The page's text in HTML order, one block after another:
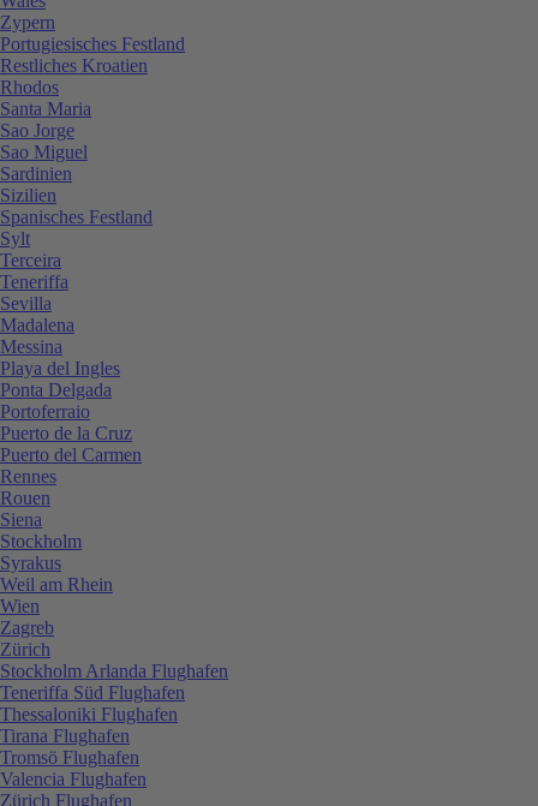
Zypern
Portugiesisches Festland
Restliches Kroatien
Rhodos
Santa Maria
Sao Jorge
Sao Miguel
Sardinien
Sizilien
Spanisches Festland
Sylt
Terceira
Teneriffa
Sevilla
Madalena
Messina
Playa del Ingles
Ponta Delgada
Portoferraio
Puerto de la Cruz
Puerto del Carmen
Rennes
Rouen
Siena
Stockholm
Syrakus
Weil am Rhein
Wien
Zagreb
Zürich
Stockholm Arlanda Flughafen
Teneriffa Süd Flughafen
Thessaloniki Flughafen
Tirana Flughafen
Tromsö Flughafen
Valencia Flughafen
Zürich Flughafen